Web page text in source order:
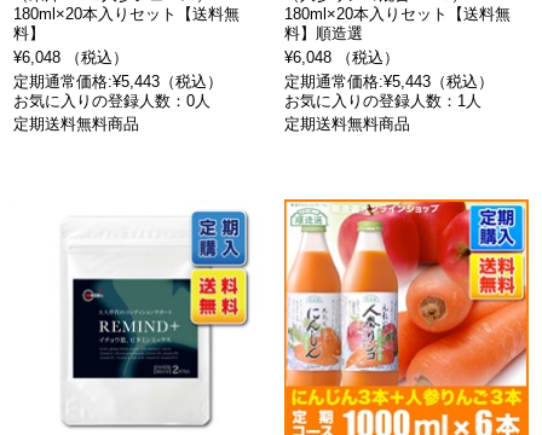
180ml×20本入りセット【送料無
料】
¥6,048 （税込）
定期通常価格:¥5,443（税込）
お気に入りの登録人数：0人
定期送料無料商品
180ml×20本入りセット【送料無
料】順造選
¥6,048 （税込）
定期通常価格:¥5,443（税込）
お気に入りの登録人数：1人
定期送料無料商品